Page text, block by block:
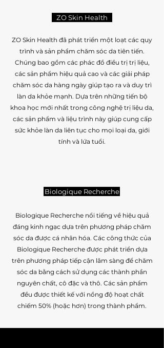
ZO Skin Health
ZO Skin Health đã phát triển một loạt các quy
trình và sản phẩm chăm sóc da tiên tiến.
Chúng bao gồm các phác đồ điều trị trị liệu,
các sản phẩm hiệu quả cao và các giải pháp
chăm sóc da hàng ngày giúp tạo ra và duy trì
làn da khỏe mạnh. Dựa trên những tiến bộ
khoa học mới nhất trong công nghệ trị liệu da,
các sản phẩm và liệu trình này giúp cung cấp
sức khỏe làn da liên tục cho mọi loại da, giới
tính và lứa tuổi.
Biologique Recherche
Biologique Recherche nổi tiếng về hiệu quả
đáng kinh ngạc dựa trên phương pháp chăm
sóc da được cá nhân hóa. Các công thức của
Biologique Recherche được phát triển dựa
trên phương pháp tiếp cận lâm sàng để chăm
sóc da bằng cách sử dụng các thành phần
nguyên chất, cô đặc và thô. Các sản phẩm
đều được thiết kế với nồng độ hoạt chất
chiếm 50% (hoặc hơn) trong thành phẩm.